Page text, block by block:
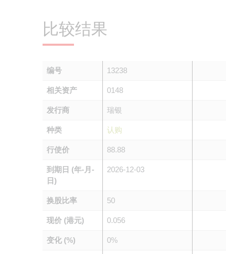
比较结果
编号 13238
相关资产 0148
发行商 瑞银
种类 认购
行使价 88.88
到期日 (年-月-
日)
2026-12-03
换股比率 50
现价 (港元) 0.056
变化 (%) 0%